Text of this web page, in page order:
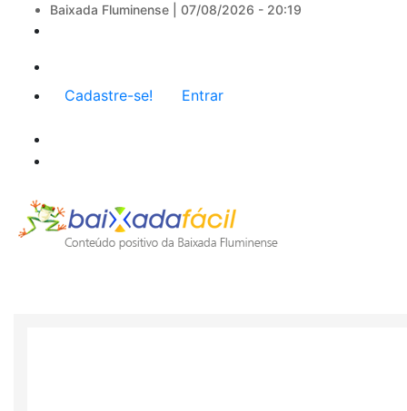
Baixada Fluminense | 07/08/2026 - 20:19
Menu
de
usuário
Cadastre-se! Entrar